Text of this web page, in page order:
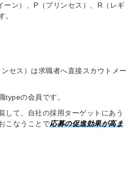
ーン）、P（プリンセス）、R（レギ
。
セス）は求職者へ直接スカウトメー
typeの会員です。
して、自社の採用ターゲットにあう
こなうことで応募の促進効果が高ま